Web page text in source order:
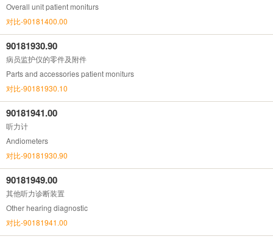
Overall unit patient moniturs
对比-90181400.00
90181930.90
病员监护仪的零件及附件
Parts and accessories patient moniturs
对比-90181930.10
90181941.00
听力计
Andiometers
对比-90181930.90
90181949.00
其他听力诊断装置
Other hearing diagnostic
对比-90181941.00